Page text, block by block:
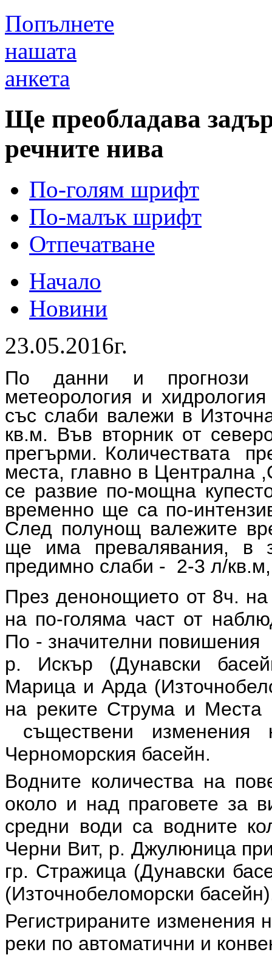
Попълнете
нашата
анкета
Ще преобладава
речните нива
По-голям шрифт
По-малък шрифт
Отпечатване
Начало
Новини
23.05.2016г.
По данни и прогнози
метеорология и
със слаби валежи в
кв.м. Във вторник от
прегърми. Количествата
места, главно в Централна
се развие по-мощна
временно ще са по-
След полунощ валежите
ще има превалявания, в
предимно слаби - 2-3 л/
През денонощието от 8ч.
на по-голяма част от
По - значителни повишения
р. Искър (Дунавски
Марица и Арда
на реките Струма и Места
съществени
Черноморския басейн.
Водните количества на
около и над праговете за
средни води са водните
Черни Вит, р. Джулюница
гр. Стражица (Дунавски
(Източнобеломорски
Регистрираните изменения
реки по автоматични и